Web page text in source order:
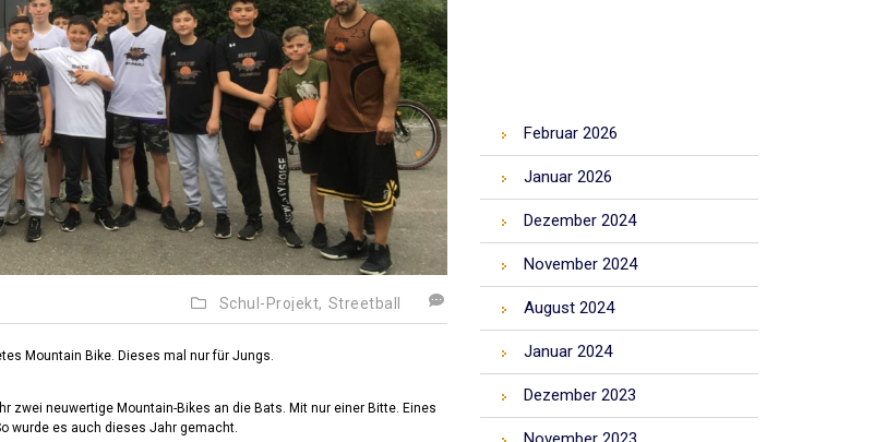
Schul-Projekt, Streetball
Mountain Bike. Dieses mal nur für Jungs.
zwei neuwertige Mountain-Bikes an die Bats. Mit nur einer Bitte. Eines
wurde es auch dieses Jahr gemacht.
Februar 2026
Januar 2026
Dezember 2024
November 2024
August 2024
Januar 2024
Dezember 2023